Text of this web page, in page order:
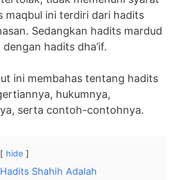
maqbul ini terdiri dari hadits
Sedangkan hadits mardud
hadits dha’if.
ini membahas tentang hadits
hukumnya,
serta contoh-contohnya.
hide
Shahih Adalah